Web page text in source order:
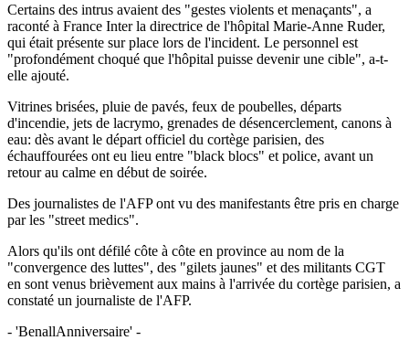
Certains des intrus avaient des "gestes violents et menaçants", a
raconté à France Inter la directrice de l'hôpital Marie-Anne Ruder,
qui était présente sur place lors de l'incident. Le personnel est
"profondément choqué que l'hôpital puisse devenir une cible", a-t-
elle ajouté.
Vitrines brisées, pluie de pavés, feux de poubelles, départs
d'incendie, jets de lacrymo, grenades de désencerclement, canons à
eau: dès avant le départ officiel du cortège parisien, des
échauffourées ont eu lieu entre "black blocs" et police, avant un
retour au calme en début de soirée.
Des journalistes de l'AFP ont vu des manifestants être pris en charge
par les "street medics".
Alors qu'ils ont défilé côte à côte en province au nom de la
"convergence des luttes", des "gilets jaunes" et des militants CGT
en sont venus brièvement aux mains à l'arrivée du cortège parisien, a
constaté un journaliste de l'AFP.
- 'BenallAnniversaire' -